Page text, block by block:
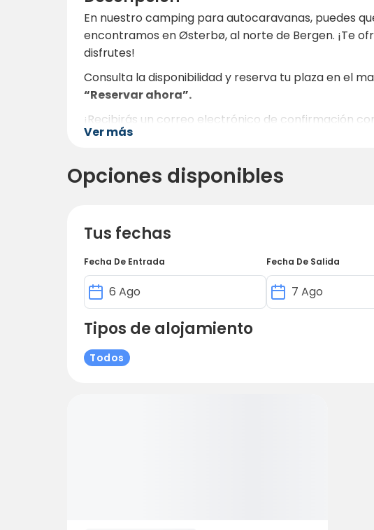
En nuestro camping para autocaravanas, puedes
encontramos en Østerbø, al norte de Bergen. ¡Te
disfrutes!
Consulta la disponibilidad y reserva tu plaza en el
“Reservar ahora”.
¡Recibirás un correo electrónico de confirmación
Ver más
Opciones disponibles
Tus fechas
Fecha De Entrada Fecha De Salida
Tipos de alojamiento
Todos